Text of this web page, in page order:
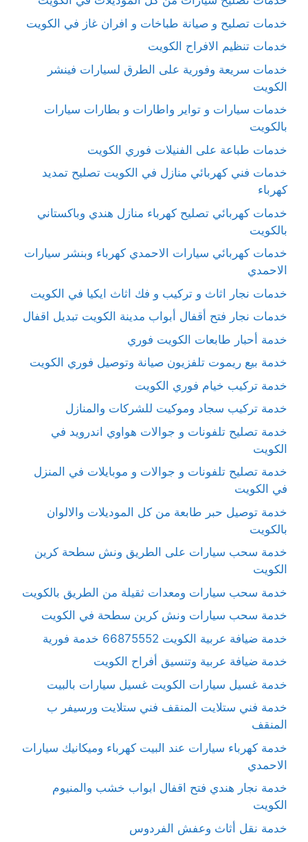
خدمات تصليح و صيانة طباخات و افران غاز في الكويت
خدمات تنظيم الافراح الكويت
خدمات سريعة وفورية على الطرق لسيارات فينشر
الكويت
خدمات سيارات و تواير واطارات و بطارات سيارات
بالكويت
خدمات طباعة على الفنيلات فوري الكويت
خدمات فني كهربائي منازل في الكويت تصليح تمديد
كهرباء
خدمات كهربائي تصليح كهرباء منازل هندي وباكستاني
بالكويت
خدمات كهربائي سيارات الاحمدي كهرباء وبنشر سيارات
الاحمدي
خدمات نجار اثاث و تركيب و فك اثاث ايكيا في الكويت
خدمات نجار فتح أقفال أبواب مدينة الكويت تبديل اقفال
خدمة أحبار طابعات الكويت فوري
خدمة بيع ريموت تلفزيون صيانة وتوصيل فوري الكويت
خدمة تركيب خيام فوري الكويت
خدمة تركيب سجاد وموكيت للشركات والمنازل
خدمة تصليح تلفونات و جوالات هواوي اندرويد في
الكويت
خدمة تصليح تلفونات و جوالات و موبايلات في المنزل
في الكويت
خدمة توصيل حبر طابعة من كل الموديلات والالوان
بالكويت
خدمة سحب سيارات على الطريق ونش سطحة كرين
الكويت
خدمة سحب سيارات ومعدات ثقيلة من الطريق بالكويت
خدمة سحب سيارات ونش كرين سطحة في الكويت
خدمة ضيافة عربية الكويت 66875552 خدمة فورية
خدمة ضيافة عربية وتنسيق أفراح الكويت
خدمة غسيل سيارات الكويت غسيل سيارات بالبيت
خدمة فني ستلايت المنقف فني ستلايت ورسيفر ب
المنقف
خدمة كهرباء سيارات عند البيت كهرباء وميكانيك سيارات
الاحمدي
خدمة نجار هندي فتح اقفال ابواب خشب والمنيوم
الكويت
خدمة نقل أثاث وعفش الفردوس